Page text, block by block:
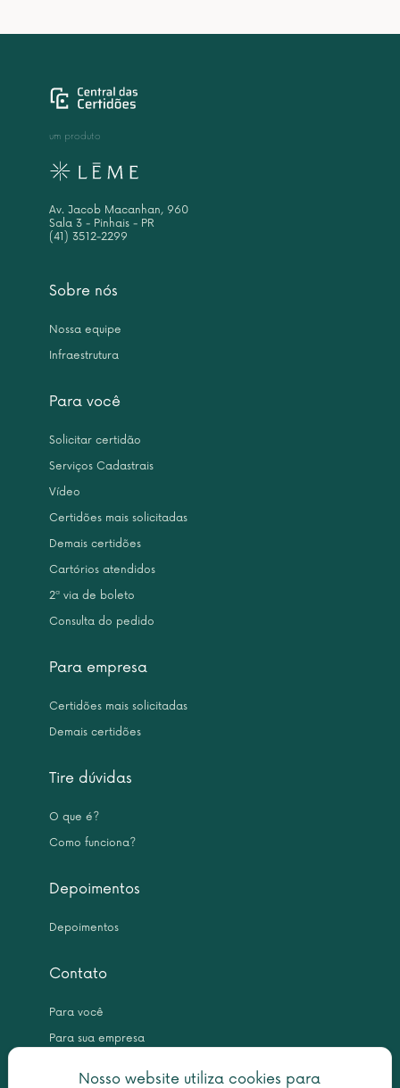
Nosso website utiliza cookies para
Sobre nós
Nossa equipe
Infraestrutura
Para você
Solicitar certidão
Serviços Cadastrais
Vídeo
Certidões mais solicitadas
Demais certidões
Cartórios atendidos
2ª via de boleto
Consulta do pedido
Para empresa
Certidões mais solicitadas
Demais certidões
Tire dúvidas
O que é?
Como funciona?
Depoimentos
Depoimentos
Contato
Para você
Para sua empresa
um produto
Av. Jacob Macanhan, 960
Sala 3 - Pinhais - PR
(41) 3512-2299